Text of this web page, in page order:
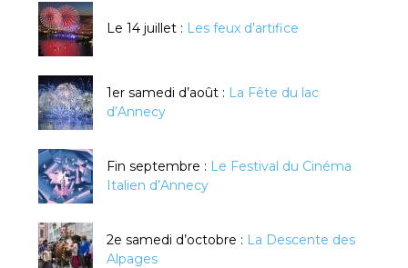
Le 14 juillet : Les feux d’artifice
1er samedi d’août : La Fête du lac
d’Annecy
Fin septembre : Le Festival du Cinéma
Italien d’Annecy
2e samedi d’octobre : La Descente des
Alpages